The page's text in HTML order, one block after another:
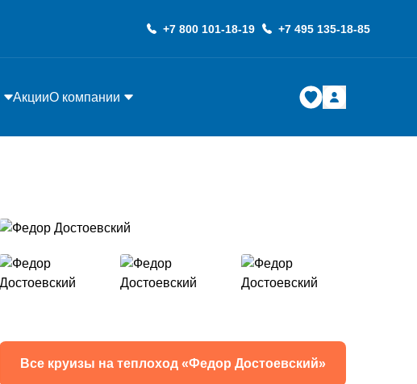
+7 800 101-18-19 +7 495 135-18-85
АкцииО компании
Все круизы на теплоход «Федор Достоевский»